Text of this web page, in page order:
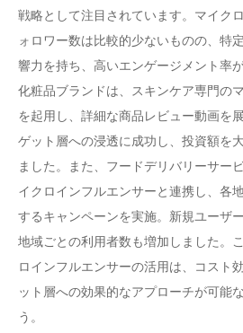
戦略として注目されています。マイク
ォロワー数は比較的少ないものの、特
響力を持ち、高いエンゲージメント率
化粧品ブランドは、スキンケア専門の
を起用し、詳細な商品レビュー動画を
ゲット層への浸透に成功し、投資額を
ました。また、フードデリバリーサー
イクロインフルエンサーと連携し、各
するキャンペーンを実施。新規ユーザ
地域ごとの利用者数も増加しました。
ロインフルエンサーの活用は、コスト
ット層への効果的なアプローチが可能
う。